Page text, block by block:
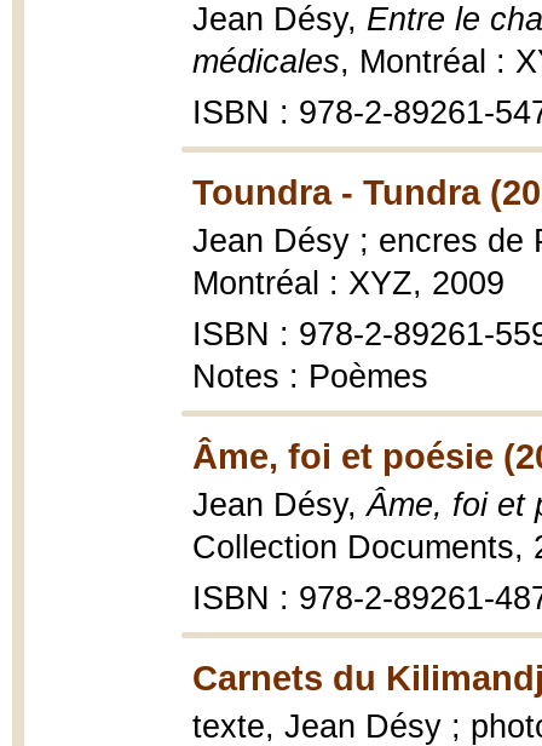
Jean Désy, Entre le
médicales, Montréal :
ISBN : 978-2-89261-
Toundra - Tundra
Jean Désy ; encres de
Montréal : XYZ, 2009
ISBN : 978-2-89261-
Notes : Poèmes
Âme, foi et poésie
Jean Désy,Âme, foi et
Collection Documents,
ISBN : 978-2-89261-
Carnets du
texte, Jean Désy ;